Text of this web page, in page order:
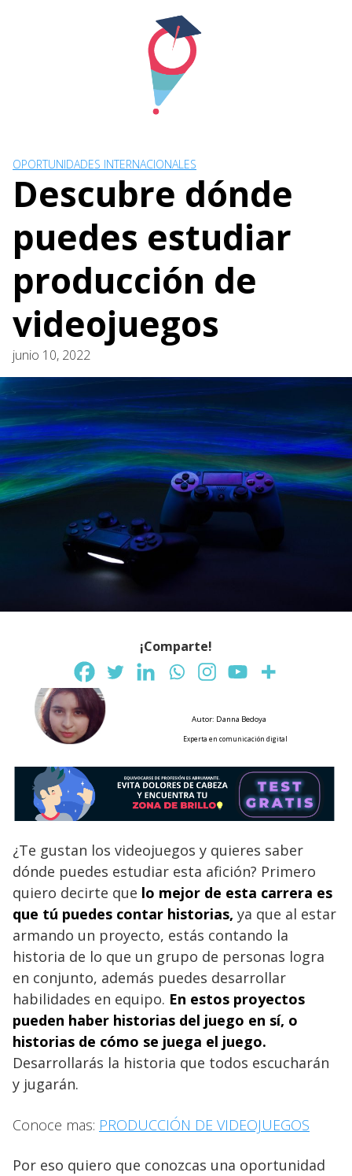
OPORTUNIDADES INTERNACIONALES
Descubre dónde
puedes estudiar
producción de
videojuegos
junio 10, 2022
¡Comparte!
Autor: Danna Bedoya
Experta en comunicación digital
¿Te gustan los videojuegos y quieres saber
dónde puedes estudiar esta afición? Primero
quiero decirte que lo mejor de esta carrera es
que tú puedes contar historias, ya que al estar
armando un proyecto, estás contando la
historia de lo que un grupo de personas logra
en conjunto, además puedes desarrollar
habilidades en equipo. En estos proyectos
pueden haber historias del juego en sí, o
historias de cómo se juega el juego.
Desarrollarás la historia que todos escucharán
y jugarán.
Conoce mas: PRODUCCIÓN DE VIDEOJUEGOS
Por eso quiero que conozcas una oportunidad